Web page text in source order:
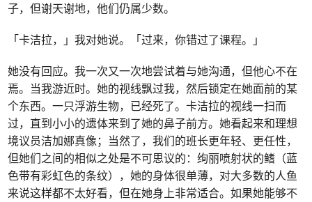
子，但谢天谢地，他们仍属少数。
「卡洁拉，」我对她说。「过来，你错过了课程。」
她没有回应。我一次又一次地尝试着与她沟通，但他心不在
焉。当我游近时。她的视线飘过我，然后锁定在她面前的某
个东西。一只浮游生物，已经死了。卡洁拉的视线一扫而
过，直到小小的遗体来到了她的鼻子前方。她看起来和理想
境议员洁加娜真像；当然了，我们的班长更年轻、更任性，
但她们之间的相似之处是不可思议的：绚丽喷射状的鳍（蓝
色带有彩虹色的条纹），她的身体很单薄，对大多数的人鱼
来说这样都不太好看，但在她身上非常适合。如果她能够不